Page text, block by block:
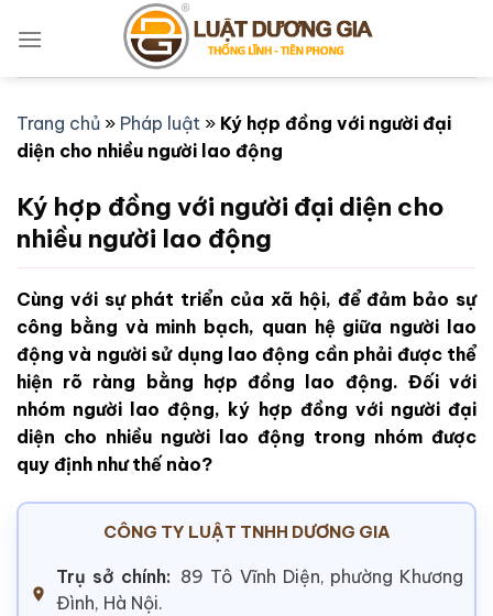
qua
Trang chủ » Pháp luật » Ký hợp đồng với người đại
diện cho nhiều người lao động
Ký hợp đồng với người đại diện cho
nhiều người lao động
Cùng với sự phát triển của xã hội, để đảm bảo sự
công bằng và minh bạch, quan hệ giữa người lao
động và người sử dụng lao động cần phải được thể
hiện rõ ràng bằng hợp đồng lao động. Đối với
nhóm người lao động, ký hợp đồng với người đại
diện cho nhiều người lao động trong nhóm được
quy định như thế nào?
CÔNG TY LUẬT TNHH DƯƠNG GIA
Trụ sở chính: 89 Tô Vĩnh Diện, phường Khương
Đình, Hà Nội.